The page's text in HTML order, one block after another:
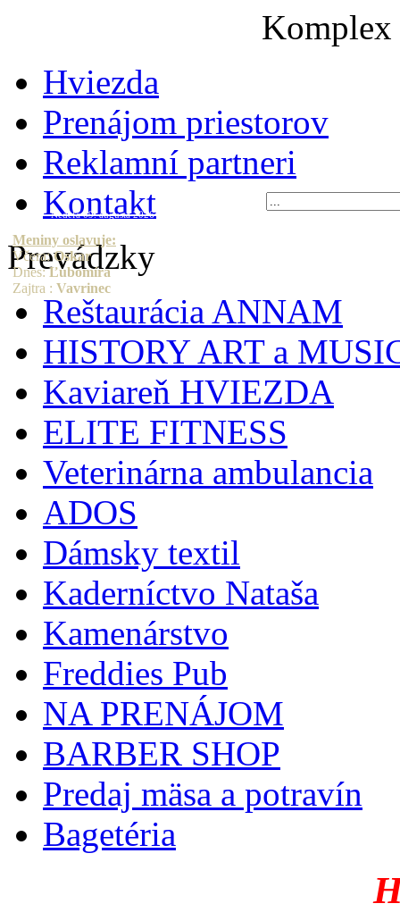
Meniny oslavuje:
Včera:Oskar
Dnes:Ľubomíra
Zajtra : Vavrinec
Nedeľa 09. augusta 2026
Hviezda
Prenájom priestorov
Reklamní partneri
Kontakt
Prevádzky
Reštaurácia ANNAM
HISTORY ART a
Kaviareň HVIEZDA
ELITE FITNESS
Veterinárna ambulancia
ADOS
Dámsky textil
Kaderníctvo Nataša
Kamenárstvo
Freddies Pub
NA PRENÁJOM
BARBER SHOP
Predaj mäsa a potravín
Bagetéria